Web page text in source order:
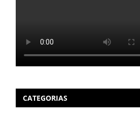
CATEGORIAS